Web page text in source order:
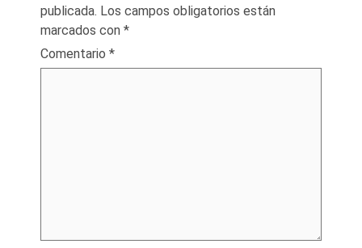
publicada. Los campos obligatorios están
marcados con *
Comentario *